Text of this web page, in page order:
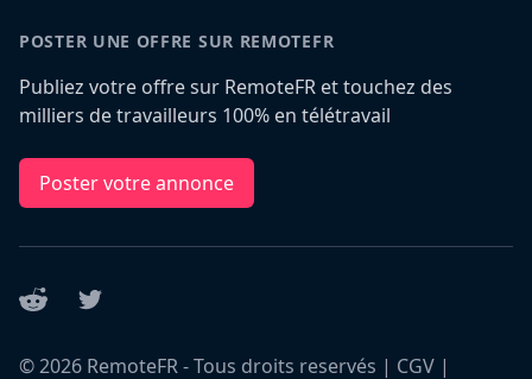
POSTER UNE OFFRE SUR REMOTEFR
Publiez votre offre sur RemoteFR et touchez des
milliers de travailleurs 100% en télétravail
Poster votre annonce
Reddit Twitter
©2026 RemoteFR - Tous droits reservés | CGV |